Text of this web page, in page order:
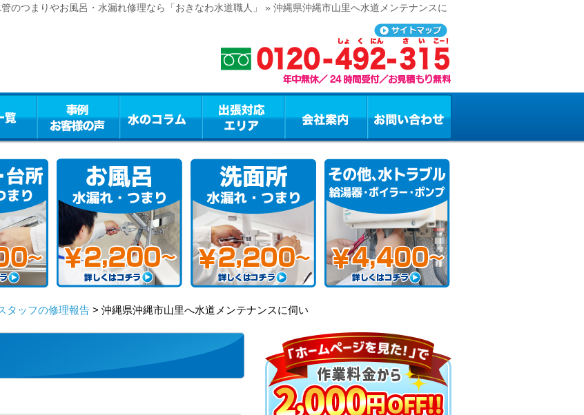
のつまりやお風呂・水漏れ修理なら「おきなわ水道職人」 » 沖縄県沖縄市山里へ水道メンテナンスに
タッフの修理報告 > 沖縄県沖縄市山里へ水道メンテナンスに伺い